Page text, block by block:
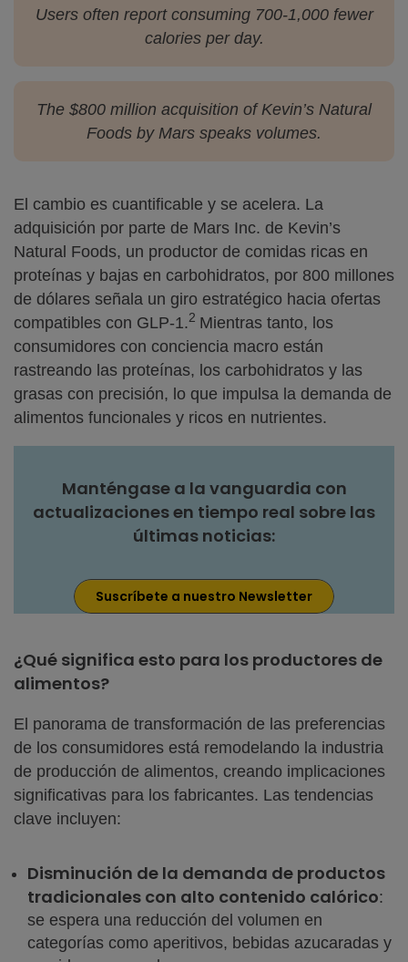
Users often report consuming 700-1,000 fewer
calories per day.
The $800 million acquisition of Kevin’s Natural
Foods by Mars speaks volumes.
El cambio es cuantificable y se acelera. La
adquisición por parte de Mars Inc. de Kevin’s
Natural Foods, un productor de comidas ricas en
proteínas y bajas en carbohidratos, por 800 millones
de dólares señala un giro estratégico hacia ofertas
compatibles con GLP-1.2 Mientras tanto, los
consumidores con conciencia macro están
rastreando las proteínas, los carbohidratos y las
grasas con precisión, lo que impulsa la demanda de
alimentos funcionales y ricos en nutrientes.
Manténgase a la vanguardia con
actualizaciones en tiempo real sobre las
últimas noticias:
Suscríbete a nuestro Newsletter
¿Qué significa esto para los productores de
alimentos?
El panorama de transformación de las preferencias
de los consumidores está remodelando la industria
de producción de alimentos, creando implicaciones
significativas para los fabricantes. Las tendencias
clave incluyen:
Disminución de la demanda de productos
tradicionales con alto contenido calórico:
se espera una reducción del volumen en
categorías como aperitivos, bebidas azucaradas y